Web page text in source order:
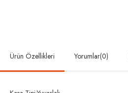
Ürün Özellikleri Yorumlar(0)